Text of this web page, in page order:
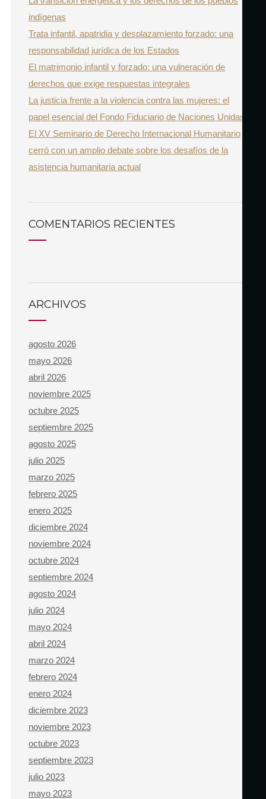
f
o
r
:
indígenas
Trata infantil, apatridia y desplazamiento forzado: una
responsabilidad jurídica de los Estados
El matrimonio infantil y forzado: una vulneración de
derechos que exige respuestas integrales
La justicia frente a la violencia contra las mujeres: el
papel esencial del Fondo Fiduciario de Naciones Unidas
El XV Seminario de Derecho Internacional Humanitario
cerró con un amplio debate sobre los desafíos de la
asistencia humanitaria actual
COMENTARIOS RECIENTES
ARCHIVOS
agosto 2026
mayo 2026
abril 2026
noviembre 2025
octubre 2025
septiembre 2025
agosto 2025
julio 2025
marzo 2025
febrero 2025
enero 2025
diciembre 2024
noviembre 2024
octubre 2024
septiembre 2024
agosto 2024
julio 2024
mayo 2024
abril 2024
marzo 2024
febrero 2024
enero 2024
diciembre 2023
noviembre 2023
octubre 2023
septiembre 2023
julio 2023
mayo 2023